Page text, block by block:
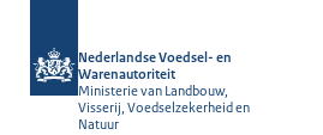
Nederlandse Voedsel- en
Warenautoriteit
Ministerie van Landbouw,
Visserij, Voedselzekerheid en
Natuur